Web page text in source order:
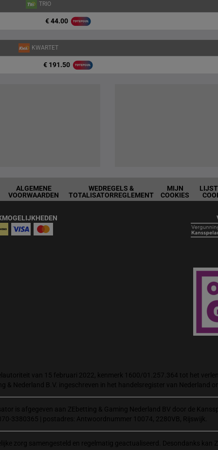
TRIO
€ 44.00
KWARTET
€ 191.50
ALGEMENE
VOORWAARDEN
WEDREGELS &
TOTALISATORREGLEMENT
MIJN
COOKIES
van 15 februari 2022, kenmerk 1600/01.257.364 tot het
& Nederland B.V. ingeschreven in het handelsregister van Nederland
is afgegeven aan ZEbetting & Gaming Nederland BV door de
3380365 | postadres: Antwoordnummer 10074, 2280VB, Rijswijk.
zorg samengesteld en regelmatig geactualiseerd. Desondanks kan